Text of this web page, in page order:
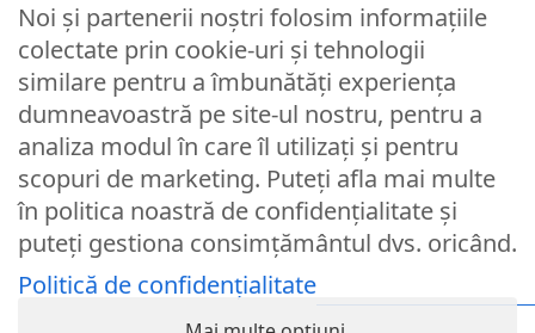
Parola
Remember Me
Logare
Lost your password?
© Partybaloane.ro - Toate drepturile rezervate. ™
Noi și partenerii noștri folosim informațiile
colectate prin cookie-uri și tehnologii
similare pentru a îmbunătăți experiența
dumneavoastră pe site-ul nostru, pentru a
analiza modul în care îl utilizați și pentru
scopuri de marketing. Puteți afla mai multe
în politica noastră de confidențialitate și
puteți gestiona consimțământul dvs. oricând.
Politică de confidențialitate